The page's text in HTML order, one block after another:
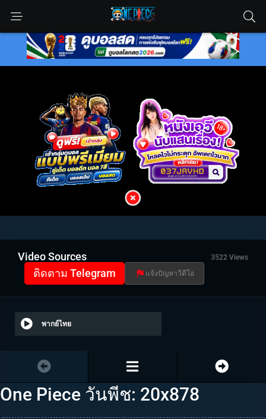
Video Sources 3522 Views
ติดตาม Telegram แจ้งปัญหาวีดีโอ
พากย์ไทย
One Piece วันพีช: 20x878